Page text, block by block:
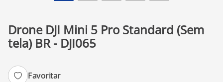
Drone DJI Mini 5 Pro Standard (Sem
tela) BR - DJI065
Favoritar